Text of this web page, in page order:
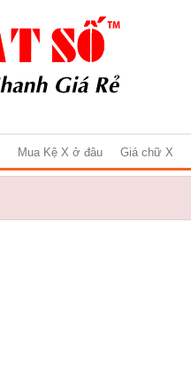
Mua Kệ X ở đâu Giá chữ X